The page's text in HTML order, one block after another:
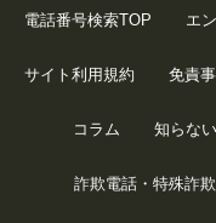
電話番号検索TOP エ
サイト利用規約 免責
コラム 知らな
詐欺電話・特殊詐